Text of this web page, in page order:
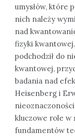
umysłów, które
nich należy
nad
fizyki
podchodził do
kwantowej,
badania nad
Heisenberg i
kluczowe role w
fundamentów